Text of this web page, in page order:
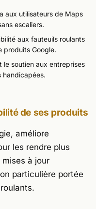
aux utilisateurs de Maps
escaliers.
aux fauteuils roulants
produits Google.
le soutien aux entreprises
handicapées.
de ses produits
améliore
les rendre plus
à jour
particulière portée